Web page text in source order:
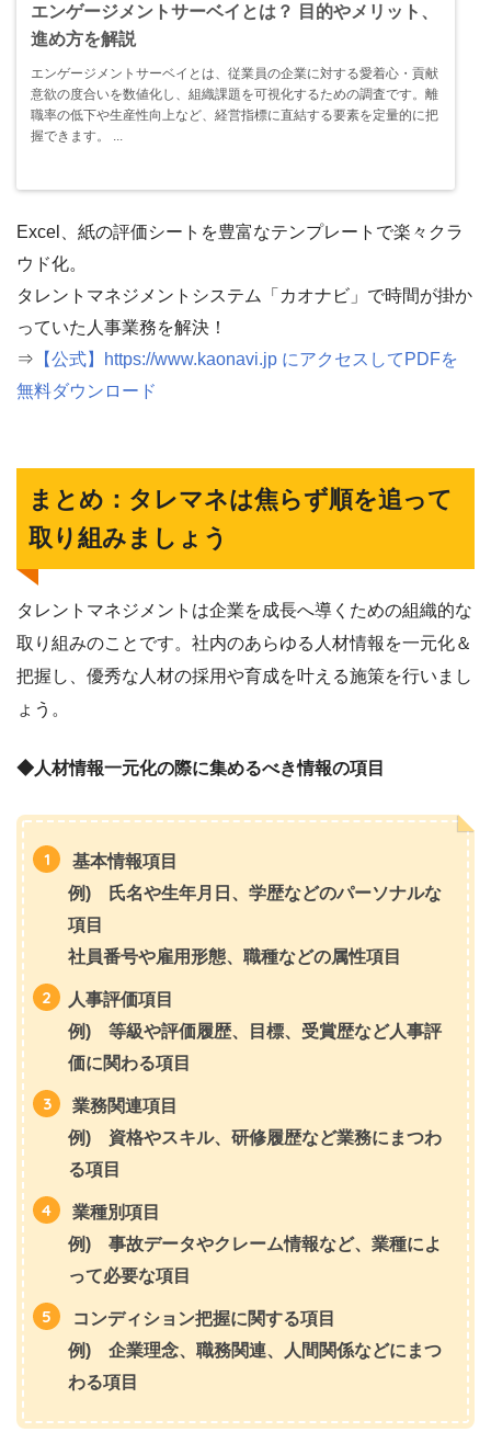
エンゲージメントサーベイとは？ 目的やメリット、
進め方を解説
エンゲージメントサーベイとは、従業員の企業に対する愛着心・貢献
意欲の度合いを数値化し、組織課題を可視化するための調査です。離
職率の低下や生産性向上など、経営指標に直結する要素を定量的に把
握できます。 ...
Excel、紙の評価シートを豊富なテンプレートで楽々クラ
ウド化。
タレントマネジメントシステム「カオナビ」で時間が掛か
っていた人事業務を解決！
⇒ 【公式】https://www.kaonavi.jp にアクセスしてPDFを
無料ダウンロード
まとめ：タレマネは焦らず順を追って
取り組みましょう
タレントマネジメントは企業を成長へ導くための組織的な
取り組みのことです。社内のあらゆる人材情報を一元化＆
把握し、優秀な人材の採用や育成を叶える施策を行いまし
ょう。
◆人材情報一元化の際に集めるべき情報の項目
基本情報項目
例) 氏名や生年月日、学歴などのパーソナルな
項目
社員番号や雇用形態、職種などの属性項目
人事評価項目
例) 等級や評価履歴、目標、受賞歴など人事評
価に関わる項目
業務関連項目
例) 資格やスキル、研修履歴など業務にまつわ
る項目
業種別項目
例) 事故データやクレーム情報など、業種によ
って必要な項目
コンディション把握に関する項目
例) 企業理念、職務関連、人間関係などにまつ
わる項目